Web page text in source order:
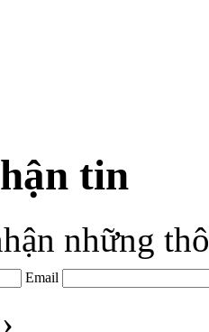
tin
những
Email
›